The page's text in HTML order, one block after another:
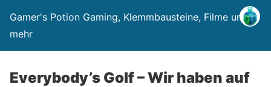
Gamer's Potion Gaming, Klemmbausteine, Filme und
mehr
Everybody’s Golf – Wir haben auf